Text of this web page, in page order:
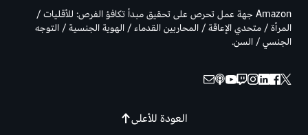
العودة للأعلى
Amazon جهة عمل تحرص على تحقيق مبدأ تكافؤ الفرص: للأقليات /
المرأة / متحدي الإعاقة / المحاربين القدماء / الهوية الجنسية / التوجه
الجنسي / السن.